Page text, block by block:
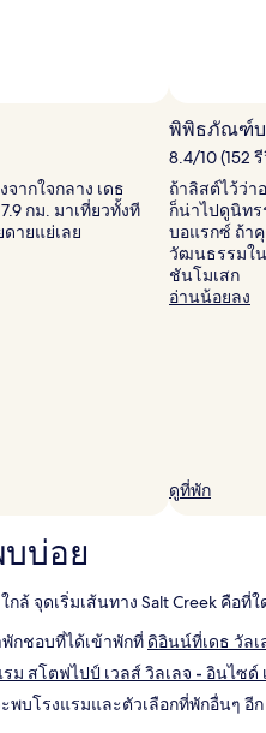
ากใจกลาง เดธ
กม. มาเที่ยวทั้งที
ายแย่เลย
พิพิธภัณฑ์บ
8.4/10 (152
ถ้าลิสต์ไว้ว่า
ก็น่าไปดูนิท
บอแรกซ์ ถ้า
วัฒนธรรมใน
ชันโมเสก
อ่านน้อยลง
ดูที่พัก
บ่อย
ล้ จุดเริ่มเส้นทาง Salt Creek คือที่ใ
พักชอบที่ได้เข้าพักที่ ดิอินน์ที่เดธ วัล
ม สโตฟไปป์ เวลส์ วิลเลจ - อินไซด์
พบโรงแรมและตัวเลือกที่พักอื่นๆ อี